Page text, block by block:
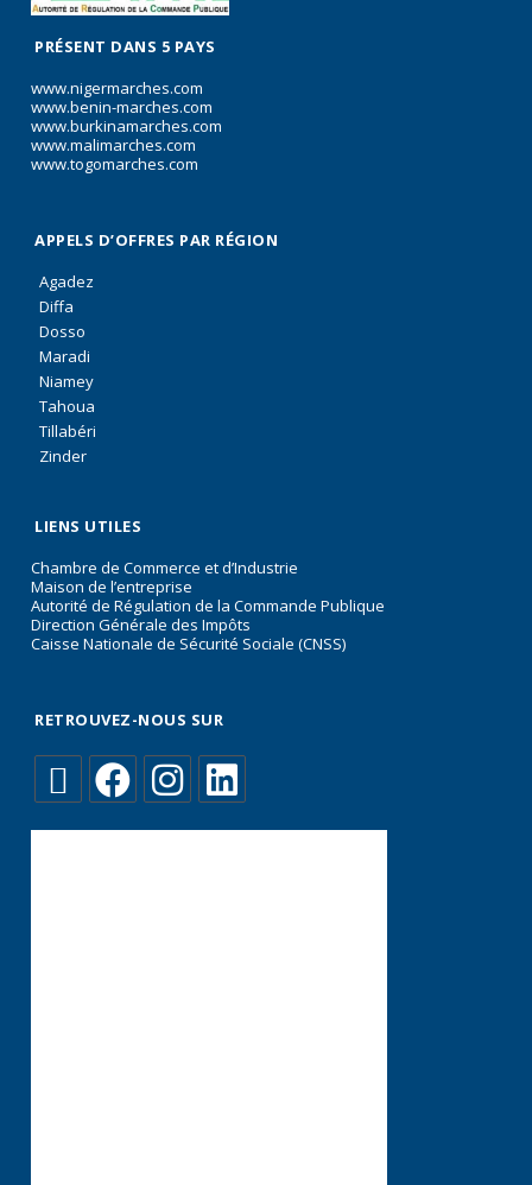
PRÉSENT DANS 5 PAYS
www.nigermarches.com
www.benin-marches.com
www.burkinamarches.com
www.malimarches.com
www.togomarches.com
APPELS D’OFFRES PAR RÉGION
Agadez
Diffa
Dosso
Maradi
Niamey
Tahoua
Tillabéri
Zinder
LIENS UTILES
Chambre de Commerce et d’Industrie
Maison de l’entreprise
Autorité de Régulation de la Commande Publique
Direction Générale des Impôts
Caisse Nationale de Sécurité Sociale (CNSS)
RETROUVEZ-NOUS SUR